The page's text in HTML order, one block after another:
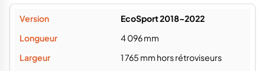
EcoSport 2018–2022
4 096 mm
1 765 mm hors rétroviseurs